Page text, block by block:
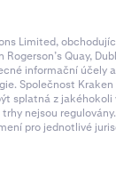
Limited,
Quay,
informační účely
Společnost
splatná z
nejsou
pro jednotlivé